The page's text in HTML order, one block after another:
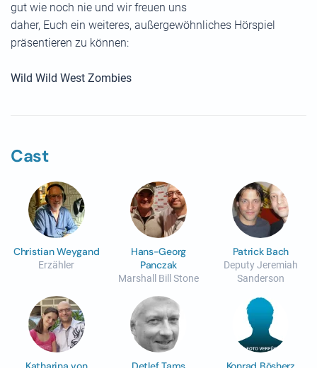
gut wie noch nie und wir freuen uns
daher, Euch ein weiteres, außergewöhnliches Hörspiel
präsentieren zu können:
Wild Wild West Zombies
Cast
Christian Weygand
Erzähler
Hans-Georg
Panczak
Marshall Bill Stone
Patrick Bach
Deputy Jeremiah
Sanderson